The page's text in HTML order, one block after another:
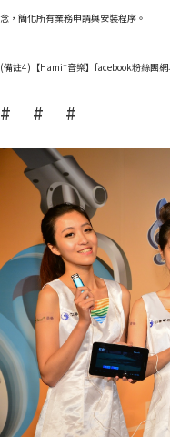
念，簡化所有業務申請與安裝程序。
(備註4)【Hami+音樂】facebook粉絲團網
# # #